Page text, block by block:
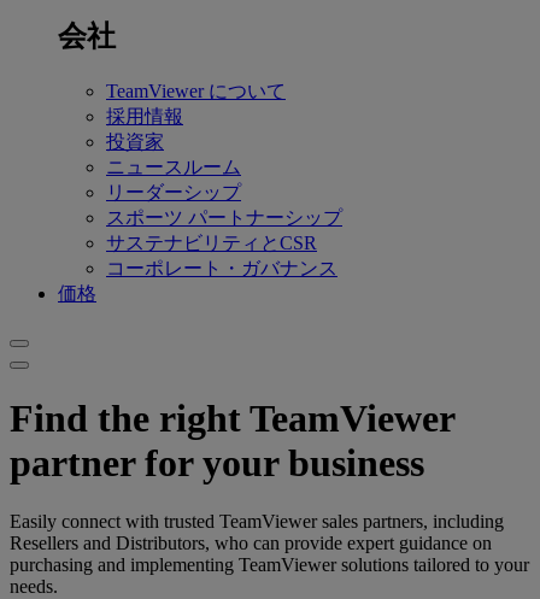
会社
TeamViewer について
採用情報
投資家
ニュースルーム
リーダーシップ
スポーツ パートナーシップ
サステナビリティとCSR
コーポレート・ガバナンス
価格
Find the right TeamViewer
partner for your business
Easily connect with trusted TeamViewer sales partners, including
Resellers and Distributors, who can provide expert guidance on
purchasing and implementing TeamViewer solutions tailored to your
needs.